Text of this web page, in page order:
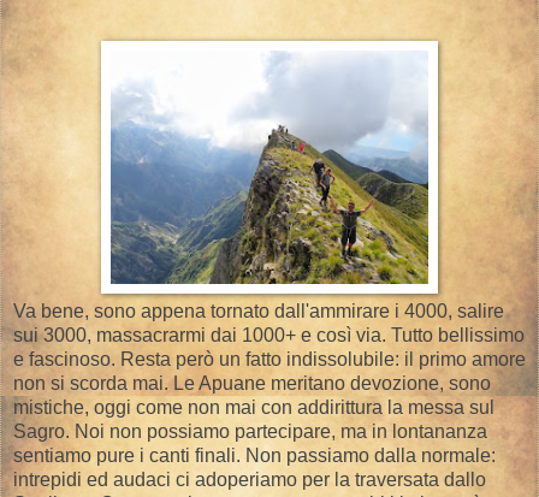
Va bene, sono appena tornato dall'ammirare i 4000, salire
sui 3000, massacrarmi dai 1000+ e così via. Tutto bellissimo
e fascinoso. Resta però un fatto indissolubile: il primo amore
non si scorda mai. Le Apuane meritano devozione, sono
mistiche, oggi come non mai con addirittura la messa sul
Sagro. Noi non possiamo partecipare, ma in lontananza
sentiamo pure i canti finali. Non passiamo dalla normale:
intrepidi ed audaci ci adoperiamo per la traversata dallo